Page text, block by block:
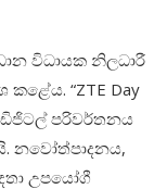
විධායක නිලධාරී
කළේය. “ZTE Day
ඩිජිටල් පරිවර්තනය
. නවෝත්පාදනය,
උපයෝගී